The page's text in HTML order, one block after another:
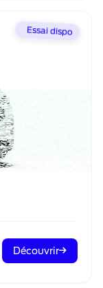
Essai dispo
Découvrir